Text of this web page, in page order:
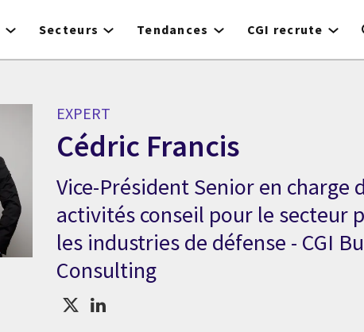
Secteurs Tendances CGI recrute
EXPERT
Cédric Francis
Expert Cédric Francis
Vice-Président Senior en charge
activités conseil pour le secteur
les industries de défense - CGI
Consulting